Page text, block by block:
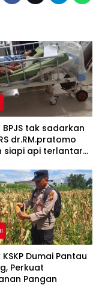
BPJS tak sadarkan
dr.RM.pratomo
siapi api terlantar
pekanbaru
KSKP Dumai Pantau
Perkuat
Pangan